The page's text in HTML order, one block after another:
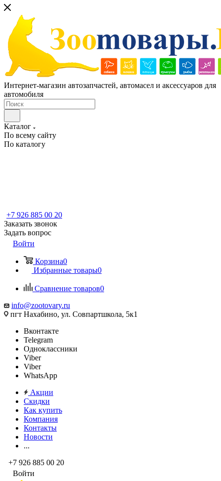
Интернет-магазин автозапчастей, автомасел и аксессуаров для
автомобиля
Каталог
По всему сайту
По каталогу
+7 926 885 00 20
Заказать звонок
Задать вопрос
Войти
Корзина0
Избранные товары0
Сравнение товаров0
info@zootovary.ru
пгт Нахабино, ул. Совпартшкола, 5к1
Вконтакте
Telegram
Одноклассники
Viber
Viber
WhatsApp
Акции
Скидки
Как купить
Компания
Контакты
Новости
...
+7 926 885 00 20
Войти